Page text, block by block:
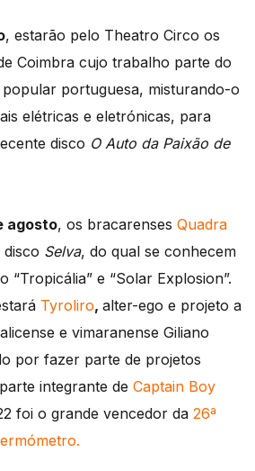
, estarão pelo Theatro Circo os
Coimbra cujo trabalho parte do
portuguesa, misturando-o
elétricas e eletrónicas, para
disco O Auto da Paixão de
agosto, os bracarenses Quadra
Selva, do qual se conhecem
“Tropicália” e “Solar Explosion”.
Tyroliro, alter-ego e projeto a
e vimaranense Giliano
por fazer parte de projetos
integrante de Captain Boy
foi o grande vencedor da 26ª